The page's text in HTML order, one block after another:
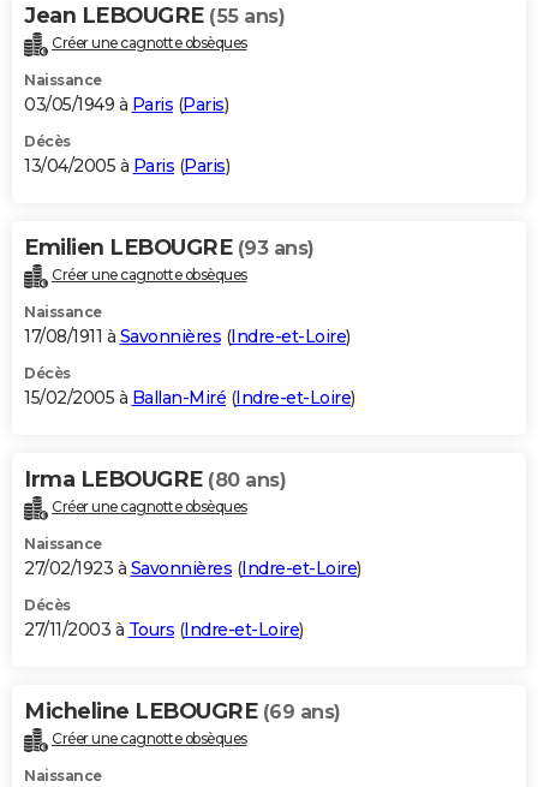
Jean LEBOUGRE (55 ans)
Créer une cagnotte obsèques
Naissance
03/05/1949 à Paris (Paris)
Décès
13/04/2005 à Paris (Paris)
Emilien LEBOUGRE (93 ans)
Créer une cagnotte obsèques
Naissance
17/08/1911 à Savonnières (Indre-et-Loire)
Décès
15/02/2005 à Ballan-Miré (Indre-et-Loire)
Irma LEBOUGRE (80 ans)
Créer une cagnotte obsèques
Naissance
27/02/1923 à Savonnières (Indre-et-Loire)
Décès
27/11/2003 à Tours (Indre-et-Loire)
Micheline LEBOUGRE (69 ans)
Créer une cagnotte obsèques
Naissance